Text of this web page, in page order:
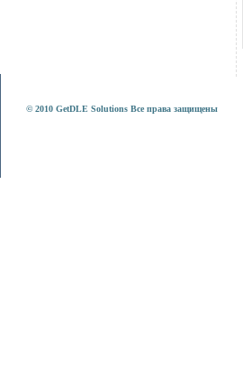
© 2010 GetDLE Solutions Все права защищены